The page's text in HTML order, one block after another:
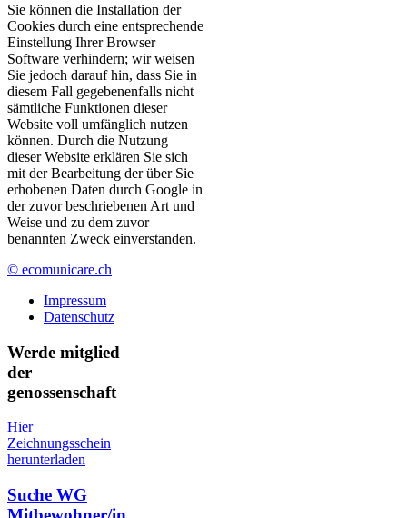
Sie können die Installation der
Cookies durch eine entsprechende
Einstellung Ihrer Browser
Software verhindern; wir weisen
Sie jedoch darauf hin, dass Sie in
diesem Fall gegebenenfalls nicht
sämtliche Funktionen dieser
Website voll umfänglich nutzen
können. Durch die Nutzung
dieser Website erklären Sie sich
mit der Bearbeitung der über Sie
erhobenen Daten durch Google in
der zuvor beschriebenen Art und
Weise und zu dem zuvor
benannten Zweck einverstanden.
© ecomunicare.ch
Impressum
Datenschutz
Werde mitglied
der
genossenschaft
Hier
Zeichnungsschein
herunterladen
Suche WG